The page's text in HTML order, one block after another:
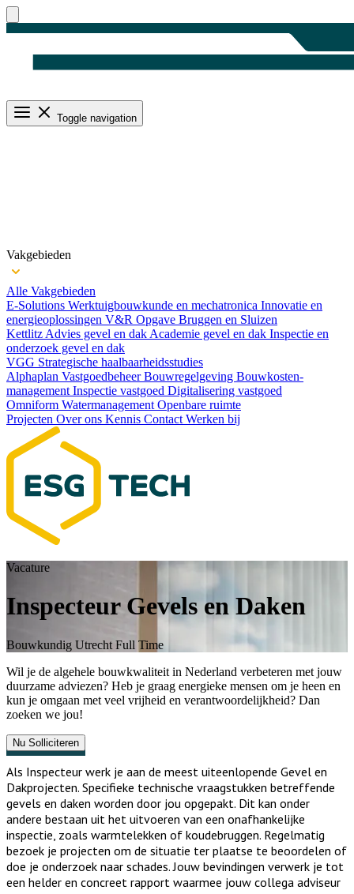
Toggle navigation
Vakgebieden
Alle Vakgebieden
E-Solutions Werktuigbouwkunde en mechatronica Innovatie en
energieoplossingen V&R Opgave Bruggen en Sluizen
Kettlitz Advies gevel en dak Academie gevel en dak Inspectie en
onderzoek gevel en dak
VGG Strategische haalbaarheids­studies
Alphaplan VastgoedbeheerBouwregelgeving Bouwkosten­
management Inspectie vastgoed Digitalisering vastgoed
Omniform Watermanagement Openbare ruimte
Projecten Over ons Kennis Contact Werken bij
Vacature
Inspecteur Gevels en Daken
Bouwkundig Utrecht Full Time
Wil je de algehele bouwkwaliteit in Nederland verbeteren met jouw
duurzame adviezen? Heb je graag energieke mensen om je heen en
kun je omgaan met veel vrijheid en verantwoordelijkheid? Dan
zoeken we jou!
Nu Solliciteren
Als Inspecteur werk je aan de meest uiteenlopende Gevel en
Dakprojecten. Specifieke technische vraagstukken betreffende
gevels en daken worden door jou opgepakt. Dit kan onder
andere bestaan uit het uitvoeren van een onafhankelijke
inspectie, zoals warmtelekken of koudebruggen. Regelmatig
bezoek je projecten om de situatie ter plaatse te beoordelen of
doe je onderzoek naar schades. Jouw bevindingen verwerk je tot
een helder en concreet rapport waarmee jouw collega adviseur